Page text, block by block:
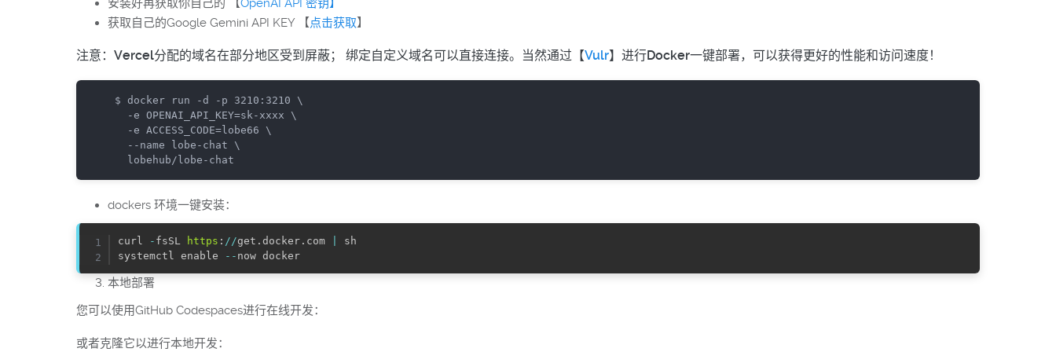
安装好再获取你自己的 【OpenAI API 密钥】
获取自己的Google Gemini API KEY 【点击获取】
注意：Vercel分配的域名在部分地区受到屏蔽； 绑定自定义域名可以直接连接。当然通过【Vulr】进行Docker一键部署，可以获得更好的性能和访问速度！
$ docker run -d -p 3210:3210 \
  -e OPENAI_API_KEY=sk-xxxx \
  -e ACCESS_CODE=lobe66 \
  --name lobe-chat \
  lobehub/lobe-chat
dockers 环境一键安装：
curl - fsSL https : //get .docker . com
sh
systemctl enable
- - now docker
本地部署
您可以使用GitHub Codespaces进行在线开发：
或者克隆它以进行本地开发：